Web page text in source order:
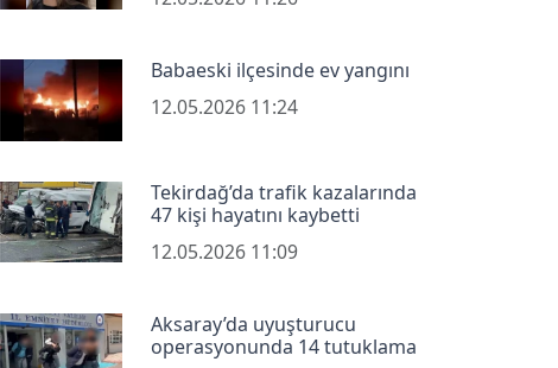
Babaeski ilçesinde ev yangını
12.05.2026 11:24
Tekirdağ’da trafik kazalarında
47 kişi hayatını kaybetti
12.05.2026 11:09
Aksaray’da uyuşturucu
operasyonunda 14 tutuklama